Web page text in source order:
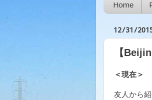
Home
12/31/
【
＜現在＞
友人から